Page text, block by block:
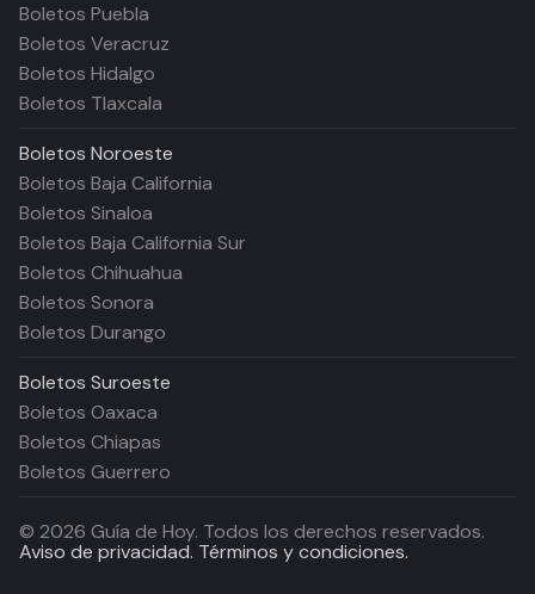
Boletos Puebla
Boletos Veracruz
Boletos Hidalgo
Boletos Tlaxcala
Boletos Noroeste
Boletos Baja California
Boletos Sinaloa
Boletos Baja California Sur
Boletos Chihuahua
Boletos Sonora
Boletos Durango
Boletos Suroeste
Boletos Oaxaca
Boletos Chiapas
Boletos Guerrero
© 2026 Guía de Hoy. Todos los derechos reservados.
Aviso de privacidad. Términos y condiciones.